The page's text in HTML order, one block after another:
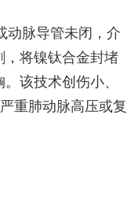
动脉导管未闭，介
，将镍钛合金封堵
该技术创伤小、
重肺动脉高压或复